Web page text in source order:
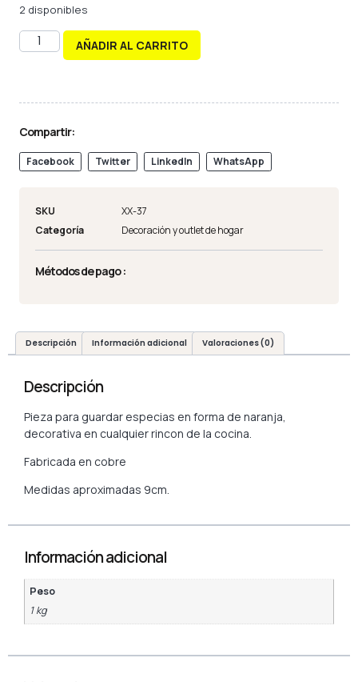
2 disponibles
AÑADIR AL CARRITO
Compartir:
Facebook Twitter LinkedIn WhatsApp
SKU
XX-37
Categoría
Decoración y outlet de hogar
Métodos de pago :
Descripción Información adicional Valoraciones (0)
Descripción
Pieza para guardar especias en forma de naranja,
decorativa en cualquier rincon de la cocina.
Fabricada en cobre
Medidas aproximadas 9cm.
Información adicional
Peso
1 kg